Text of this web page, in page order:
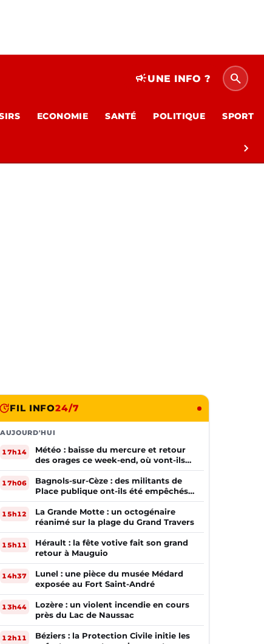
campaignUNE INFO ? search
ECONOMIE SANTÉ POLITIQUE SPORT
chevron_right
FIL INFO24/7
AUJOURD'HUI
17h14
Météo : baisse du mercure et retour
des orages ce week-end, où vont-ils
frapper ?
17h06
Bagnols-sur-Cèze : des militants de
Place publique ont-ils été empêchés
de tracter par la mairie ?
15h12
La Grande Motte : un octogénaire
réanimé sur la plage du Grand Travers
15h11
Hérault : la fête votive fait son grand
retour à Mauguio
14h37
Lunel : une pièce du musée Médard
exposée au Fort Saint-André
13h44
Lozère : un violent incendie en cours
près du Lac de Naussac
12h11
Béziers : la Protection Civile initie les